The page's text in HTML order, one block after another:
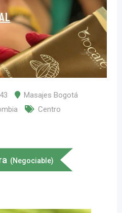
Masajes Bogotá
Centro
(Negociable)